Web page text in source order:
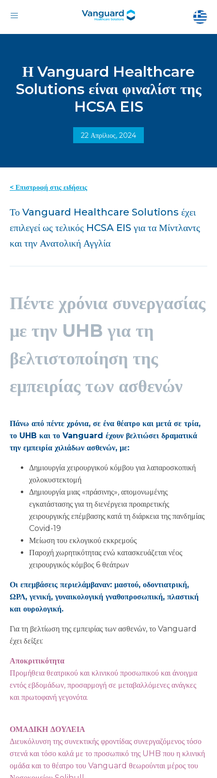
Η Vanguard Healthcare
Solutions είναι φιναλίστ της
HCSA EIS
22 Απρίλιος, 2024
< Επιστροφή στις ειδήσεις
Το Vanguard Healthcare Solutions έχει
επιλεγεί ως τελικός HCSA EIS για τα Μίντλαντς
και την Ανατολική Αγγλία
Πέντε χρόνια συνεργασίας
με την UHB για τη
βελτιστοποίηση της
εμπειρίας των ασθενών
Πάνω από πέντε χρόνια, σε ένα θέατρο και μετά σε τρία,
το UHB και το Vanguard έχουν βελτιώσει δραματικά
την εμπειρία χιλιάδων ασθενών, με:
Δημιουργία χειρουργικού κόμβου για λαπαροσκοπική
χολοκυστεκτομή
Δημιουργία μιας «πράσινης», απομονωμένης
εγκατάστασης για τη διενέργεια προαιρετικής
χειρουργικής επέμβασης κατά τη διάρκεια της πανδημίας
Covid-19
Μείωση του εκλογικού εκκρεμούς
Παροχή χωρητικότητας ενώ κατασκευάζεται νέος
χειρουργικός κόμβος 6 θεάτρων
Οι επεμβάσεις περιελάμβαναν: μαστού, οδοντιατρική,
ΩΡΛ, γενική, γυναικολογική γναθοπροσωπική, πλαστική
και ουρολογική.
Για τη βελτίωση της εμπειρίας των ασθενών, το Vanguard
έχει δείξει:
Αποκριτικότητα
Προμήθεια θεατρικού και κλινικού προσωπικού και άνοιγμα
εντός εβδομάδων, προσαρμογή σε μεταβαλλόμενες ανάγκες
και πρωτοφανή γεγονότα.
ΟΜΑΔΙΚΗ ΔΟΥΛΕΙΑ
Διευκόλυνση της συνεκτικής φροντίδας συνεργαζόμενος τόσο
στενά και τόσο καλά με το προσωπικό της UHB που η κλινική
ομάδα και το θέατρο του Vanguard θεωρούνται μέρος του